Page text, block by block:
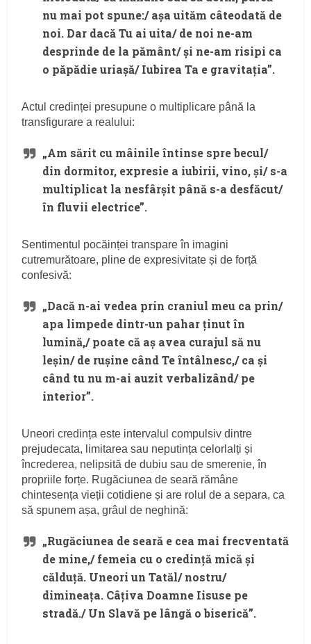
nu mai pot spune:/ așa uităm câteodată de
noi. Dar dacă Tu ai uita/ de noi ne-am
desprinde de la pământ/ și ne-am risipi ca
o păpădie uriașă/ Iubirea Ta e gravitația”.
Actul credinței presupune o multiplicare până la
transfigurare a realului:
„Am sărit cu mâinile întinse spre becul/
din dormitor, expresie a iubirii, vino, și/ s-a
multiplicat la nesfârșit până s-a desfăcut/
în fluvii electrice”.
Sentimentul pocăinței transpare în imagini
cutremurătoare, pline de expresivitate și de forță
confesivă:
„Dacă n-ai vedea prin craniul meu ca prin/
apa limpede dintr-un pahar ținut în
lumină,/ poate că aș avea curajul să nu
leșin/ de rușine când Te întâlnesc,/ ca și
când tu nu m-ai auzit verbalizând/ pe
interior”.
Uneori credința este intervalul compulsiv dintre
prejudecata, limitarea sau neputința celorlalți și
încrederea, nelipsită de dubiu sau de smerenie, în
propriile forțe. Rugăciunea de seară rămâne
chintesența vieții cotidiene și are rolul de a separa, ca
să spunem așa, grâul de neghină:
„Rugăciunea de seară e cea mai frecventată
de mine,/ femeia cu o credință mică și
călduță. Uneori un Tatăl/ nostru/
dimineața. Câțiva Doamne Iisuse pe
stradă./ Un Slavă pe lângă o biserică”.